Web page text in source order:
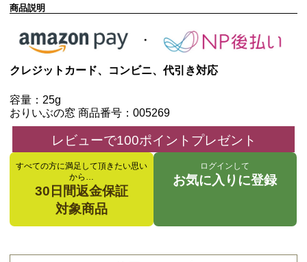
商品説明
クレジットカード、コンビニ、代引き対応
容量：25g
おりいぶの窓 商品番号：005269
レビューで100ポイントプレゼント
すべての方に満足して頂きたい思い
から…
30日間返金保証
対象商品
ログインして
お気に入りに登録